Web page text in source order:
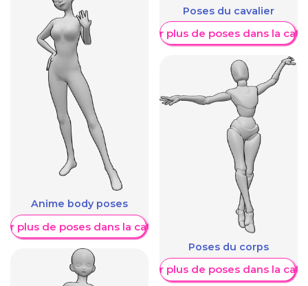
Anime body poses
plus de poses dans la catégorie
Poses du cavalier
Afficher plus de poses dans la
Poses du corps
Afficher plus de poses dans la